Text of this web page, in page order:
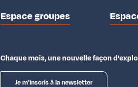
Espace groupes
Chaque mois, une nouvelle façon
Je m'inscris à la newsletter